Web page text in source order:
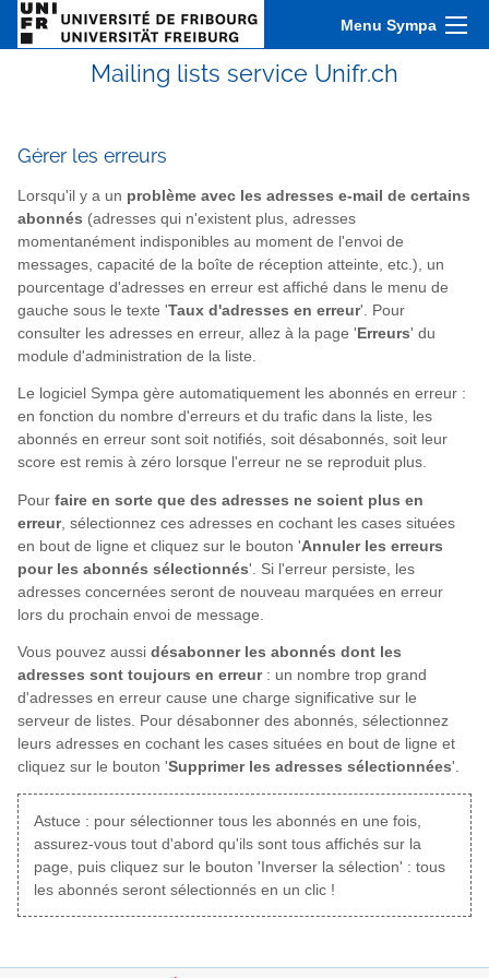
Menu Sympa
Mailing lists service Unifr.ch
Gérer les erreurs
Lorsqu'il y a un problème avec les adresses e-mail de certains
abonnés (adresses qui n'existent plus, adresses
momentanément indisponibles au moment de l'envoi de
messages, capacité de la boîte de réception atteinte, etc.), un
pourcentage d'adresses en erreur est affiché dans le menu de
gauche sous le texte 'Taux d'adresses en erreur'. Pour
consulter les adresses en erreur, allez à la page 'Erreurs' du
module d'administration de la liste.
Le logiciel Sympa gère automatiquement les abonnés en erreur :
en fonction du nombre d'erreurs et du trafic dans la liste, les
abonnés en erreur sont soit notifiés, soit désabonnés, soit leur
score est remis à zéro lorsque l'erreur ne se reproduit plus.
Pour faire en sorte que des adresses ne soient plus en
erreur, sélectionnez ces adresses en cochant les cases situées
en bout de ligne et cliquez sur le bouton 'Annuler les erreurs
pour les abonnés sélectionnés'. Si l'erreur persiste, les
adresses concernées seront de nouveau marquées en erreur
lors du prochain envoi de message.
Vous pouvez aussi désabonner les abonnés dont les
adresses sont toujours en erreur: un nombre trop grand
d'adresses en erreur cause une charge significative sur le
serveur de listes. Pour désabonner des abonnés, sélectionnez
leurs adresses en cochant les cases situées en bout de ligne et
cliquez sur le bouton 'Supprimer les adresses sélectionnées'.
Astuce : pour sélectionner tous les abonnés en une fois,
assurez-vous tout d'abord qu'ils sont tous affichés sur la
page, puis cliquez sur le bouton 'Inverser la sélection' : tous
les abonnés seront sélectionnés en un clic !